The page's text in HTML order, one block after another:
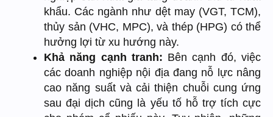
khẩu. Các ngành như dệt may (VGT, TCM),
thủy sản (VHC, MPC), và thép (HPG) có thể
hưởng lợi từ xu hướng này.
Khả năng cạnh tranh: Bên cạnh đó, việc
các doanh nghiệp nội địa đang nỗ lực nâng
cao năng suất và cải thiện chuỗi cung ứng
sau đại dịch cũng là yếu tố hỗ trợ tích cực